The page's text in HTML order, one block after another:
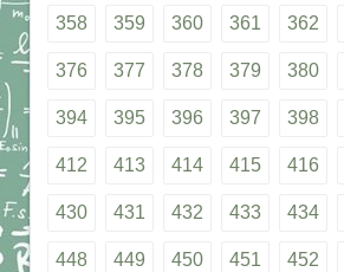
358 359 360 361 362
376 377 378 379 380
394 395 396 397 398
412 413 414 415 416
430 431 432 433 434
448 449 450 451 452